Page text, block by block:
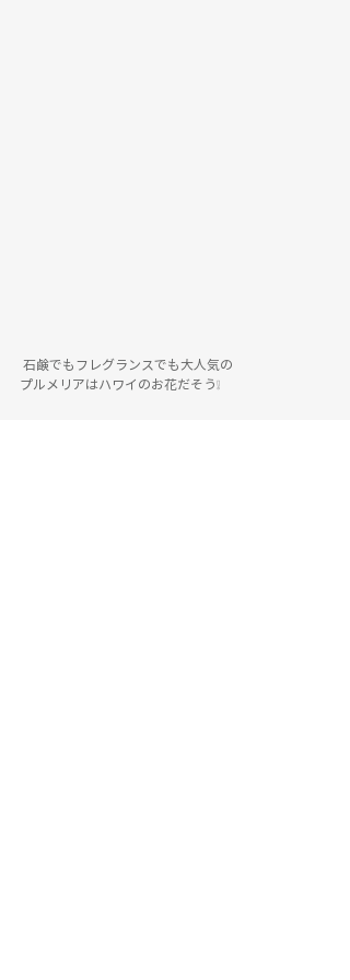
石鹸でもフレグランスでも大人気の
プルメリアはハワイのお花だそう❕